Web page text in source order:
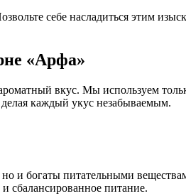
себе насладиться этим
«Арфа»
вкус. Мы используем
делая каждый укус незабываемым.
и богаты питательными
сбалансированное питание.